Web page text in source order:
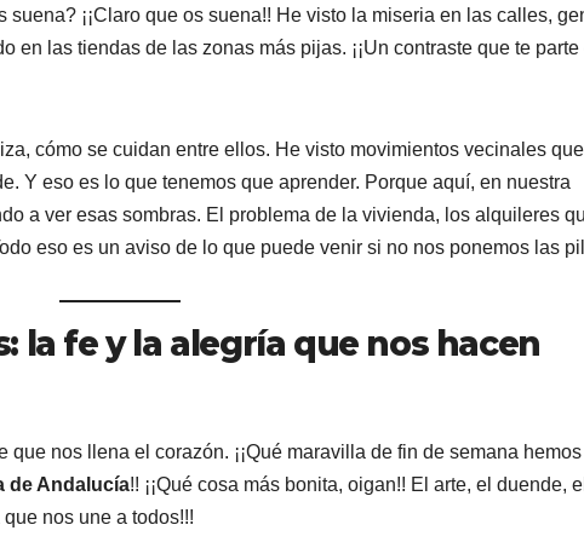
¡¡Claro que os suena!! He visto la miseria en las calles,
en las tiendas de las zonas más pijas. ¡¡Un contraste que te parte
cómo se cuidan entre ellos. He visto movimientos vecinales que
Y eso es lo que tenemos que aprender. Porque aquí, en nuestra
a ver esas sombras. El problema de la vivienda, los alquileres
eso es un aviso de lo que puede venir si no nos ponemos las
la fe y la alegría que nos hacen
nos llena el corazón. ¡¡Qué maravilla de fin de semana hemos
de Andalucía!! ¡¡Qué cosa más bonita, oigan!! El arte, el duende, el
nos une a todos!!!